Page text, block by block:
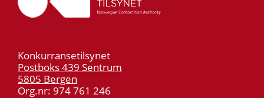
Konkurransetilsynet
Postboks 439 Sentrum
5805 Bergen
Org.nr: 974 761 246